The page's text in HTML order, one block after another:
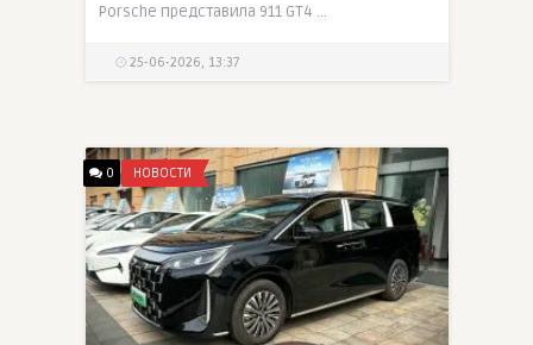
Porsche представила 911 GT4 R - новый клиентский гоночный автомобиль для категории GT4. Впервые с 2016 года основой стал не 718 Cayman, а 911. Машина использует 4,0-литровый атмосферный оппозитный
25-06-2026, 13:37
0 НОВОСТИ